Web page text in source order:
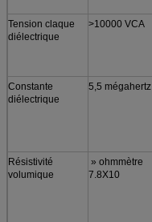
Tension claque
diélectrique
>10000 VCA
Constante
diélectrique
5,5 mégahertz
Résistivité
volumique
» ohmmètre
7.8X10